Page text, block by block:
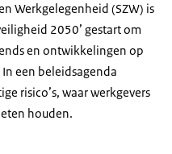
Werkgelegenheid (SZW) is
2050’ gestart om
en ontwikkelingen op
een beleidsagenda
risico’s, waar werkgevers
houden.